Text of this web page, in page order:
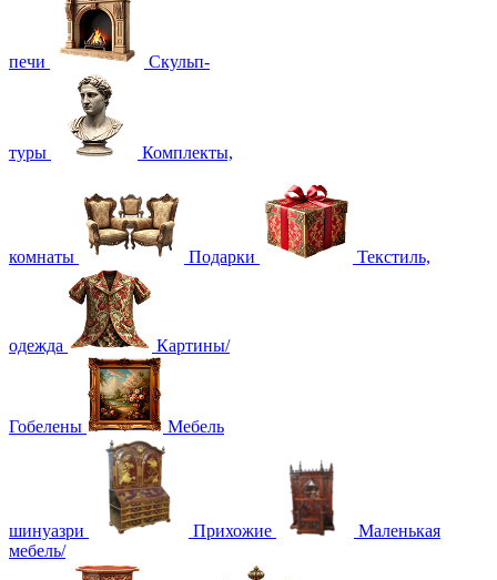
печи Скульп-
туры Комплекты,
комнаты Подарки Текстиль,
одежда Картины/
Гобелены Мебель
шинуазри Прихожие
Маленькая
мебель/